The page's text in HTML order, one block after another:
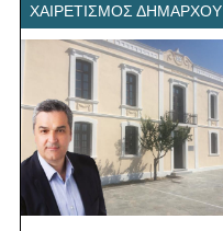
ΧΑΙΡΕΤΙΣΜΌΣ ΔΗΜΆΡΧΟΥ